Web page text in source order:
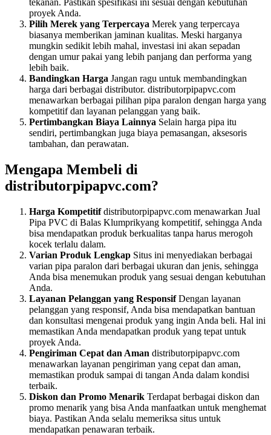
tekanan. Pastikan spesifikasi ini sesuai dengan kebutuhan
proyek Anda.
Pilih Merek yang Terpercaya Merek yang terpercaya
biasanya memberikan jaminan kualitas. Meski harganya
mungkin sedikit lebih mahal, investasi ini akan sepadan
dengan umur pakai yang lebih panjang dan performa yang
lebih baik.
Bandingkan Harga Jangan ragu untuk membandingkan
harga dari berbagai distributor. distributorpipapvc.com
menawarkan berbagai pilihan pipa paralon dengan harga yang
kompetitif dan layanan pelanggan yang baik.
Pertimbangkan Biaya Lainnya Selain harga pipa itu
sendiri, pertimbangkan juga biaya pemasangan, aksesoris
tambahan, dan perawatan.
Mengapa Membeli di
distributorpipapvc.com?
Harga Kompetitifdistributorpipapvc.com menawarkan Jual
Pipa PVC di Balas Klumprikyang kompetitif, sehingga Anda
bisa mendapatkan produk berkualitas tanpa harus merogoh
kocek terlalu dalam.
Varian Produk Lengkap Situs ini menyediakan berbagai
varian pipa paralon dari berbagai ukuran dan jenis, sehingga
Anda bisa menemukan produk yang sesuai dengan kebutuhan
Anda.
Layanan Pelanggan yang ResponsifDengan layanan
pelanggan yang responsif, Anda bisa mendapatkan bantuan
dan konsultasi mengenai produk yang ingin Anda beli. Hal ini
memastikan Anda mendapatkan produk yang tepat untuk
proyek Anda.
Pengiriman Cepat dan Aman distributorpipapvc.com
menawarkan layanan pengiriman yang cepat dan aman,
memastikan produk sampai di tangan Anda dalam kondisi
terbaik.
Diskon dan Promo Menarik Terdapat berbagai diskon dan
promo menarik yang bisa Anda manfaatkan untuk menghemat
biaya. Pastikan Anda selalu memeriksa situs untuk
mendapatkan penawaran terbaik.